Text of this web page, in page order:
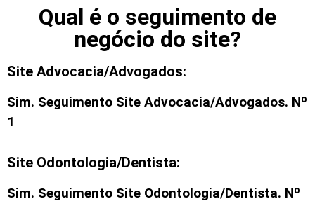
Qual é o seguimento de
negócio do site?
Site Advocacia/Advogados:
Sim. Seguimento Site Advocacia/Advogados. Nº
1
Site Odontologia/Dentista:
Sim. Seguimento Site Odontologia/Dentista. Nº